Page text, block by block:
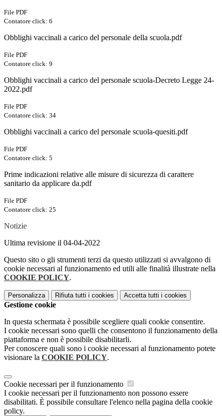
File PDF
Contatore click: 6
Obblighi vaccinali a carico del personale della scuola.pdf
File PDF
Contatore click: 9
Obblighi vaccinali a carico del personale scuola-Decreto Legge 24-
2022.pdf
File PDF
Contatore click: 34
Obblighi vaccinali a carico del personale scuola-quesiti.pdf
File PDF
Contatore click: 5
Prime indicazioni relative alle misure di sicurezza di carattere
sanitario da applicare da.pdf
File PDF
Contatore click: 25
Notizie
Ultima revisione il 04-04-2022
Questo sito o gli strumenti terzi da questo utilizzati si avvalgono di
cookie necessari al funzionamento ed utili alle finalità illustrate nella
COOKIE POLICY.
Personalizza Rifiuta tutti i cookies Accetta tutti i cookies
Gestione cookie
In questa schermata è possibile scegliere quali cookie consentire.
I cookie necessari sono quelli che consentono il funzionamento della
piattaforma e non è possibile disabilitarli.
Per conoscere quali sono i cookie necessari al funzionamento potete
visionare la COOKIE POLICY.
Cookie necessari per il funzionamento
I cookie necessari per il funzionamento non possono essere
disabilitati. È possibile consultare l'elenco nella pagina della cookie
policy.